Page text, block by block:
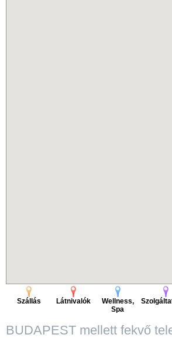
Szállás Látnivalók
Wellness,
Spa
BUDAPEST mellett fekvő